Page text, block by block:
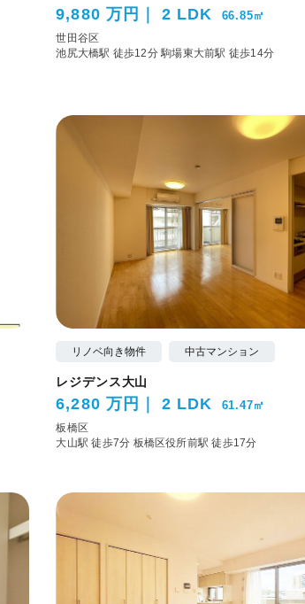
9,880 万円 2 LDK 66.85㎡
世田谷区
池尻大橋駅 徒歩12分駒場東大前駅 徒歩14分
リノベ向き物件 中古マンション
レジデンス大山
6,280 万円 2 LDK 61.47㎡
板橋区
大山駅 徒歩7分 板橋区役所前駅 徒歩17分